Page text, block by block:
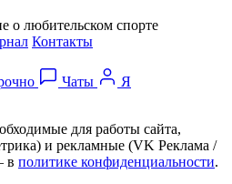
о любительском спорте
Контакты
Чаты
Я
для работы сайта,
и рекламные (VK Реклама /
в политике конфиденциальности.